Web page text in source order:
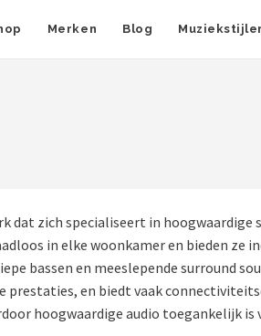
Merken Blog
dat zich specialiseert in
in elke woonkamer en bieden
bassen en meeslepende surround
en biedt vaak
hoogwaardige audio toegankelijk is